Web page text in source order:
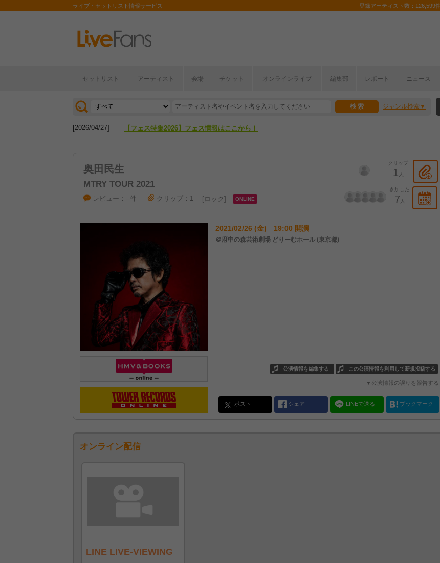
ライブ・セットリスト情報サービス 登録アーティスト数：
セットリスト アーティスト 会場 チケット オンラインライブ 編集部 レポート ニュース
ジャンル検索
[2026/07/28] 【ライブ動員ランキング】2026年上半期編発表！
[2026/04/27] 【フェス特集2026】フェス情報はここから！
奥田民生
MTRY TOUR 2021
クリップ
1 人
参加した
7 人
レビュー：--件 クリップ：1 ロック ONLINE
2021/02/26 (金) 19:00 開演
＠府中の森芸術劇場 どりーむホール (東京都)
この公演情報を利用して新規投稿する
公演情報を編集する
▼公演情報の誤りを報告する
ポスト シェア LINEで送る ブックマーク
オンライン配信
LINE LIVE-VIEWING